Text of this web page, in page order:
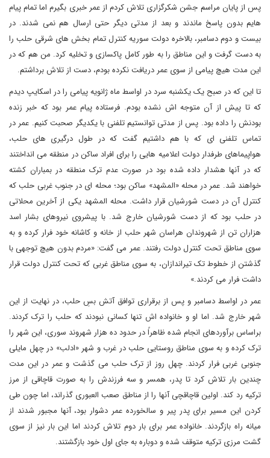
پس از پایان مراسم جشن شکرگزاری تلاش کردم از عمر خبری بگیرم اما تمام پیام
هایم بدون پاسخ ماندند و بعد از مدتی دیگر حتی ارسال هم نمی شدند. در
بیست و دوم دسامبر، بالاخره دولت سوریه کنترل تمام بخش های شرقی حلب را
به دست گرفت و این مناطق را به طور کامل پاکسازی و تخلیه کرد. من هم که در
این مدت هیچ پیامی از سوی عمر دریافت نکرده بودم، دست از تلاش برداشتم.
تا این که در صبح یک یکشنبه سرد در اواسط ماه ژانویه پیامی را در اسکایپ دیدم
که تا پیش از آن متوجه اش نشده بودم. فرستاده پیام عمر بود که خبر زنده
بودنش را داده بود. پس از مدتی توانستیم تلفنی با یکدیگر صحبت کنیم. عمر در
تماس تلفنی ای که با هم داشتیم گفت که در طول درگیری های حلب،
هواپیماهای طرفدار دولت اعلامیه هایی را برای افراد ساکن در منطقه می انداختند
که در آنها هشدار داده شده بود در صورت عدم ترک منطقه در بمباران کشته
خواهند شد. عمر در محله «المشهد» ساکن بود؛ محله ای در جنوب غربی حلب که
کنترل آن در دست شورشیان قرار داشت. محله المشهد یکی از آخرین محلاتی
در حلب بود که از دست شورشیان خارج شد. با پیشروی نیروهای بشار اسد
هزاران تن از شهروندان هراسان شهر حلب از خانه و کاشانه خود فرار کرده و به
سوی مناطق تحت کنترل دولت رفتند. عمر می گفت: «مردم بدون هیچ توجهی با
گذشتن از خطوط تک تیراندازان، به سوی مناطق غربی که تحت کنترل دولت قرار
داشت فرار می کردند.»
عمر در اواسط دسامبر و پس از برقراری توافق آتش بسِ حلب، در نهایت از این
شهر خارج شد. اما او و خانواده اش تنها کسانی نبودند که حلب را ترک کردند.
براساس برآوردهای انجام شده ظاهراً در حدود ده هزار شهروند سوری، این شهر را
ترک کرده و به سوی مناطق روستایی حلب در غرب و شهر «ادلب» در چهل مایلی
جنوبی غربی فرار کردند. چهل روز از ترک حلب می گذشت و عمر در این مدت
چندین بار تلاش کرد تا پدر، همسر و سه فرزندش را به صورت قاچاقی از مرز
ترکیه رد کند. اولین قاچاقچی آنها را از مناطق صعب العبوری گذراند، اما چون طی
کردن این مسیر برای پدر پیر و سالخورده عمر دشوار بود، آنها مجبور شدند از
میانه راه بازگردند. خانواده عمر برای بار دوم تلاش کردند اما این بار نیز از سوی
گشت مرزی ترکیه متوقف شده و دوباره به جای اول خود بازگشتند.